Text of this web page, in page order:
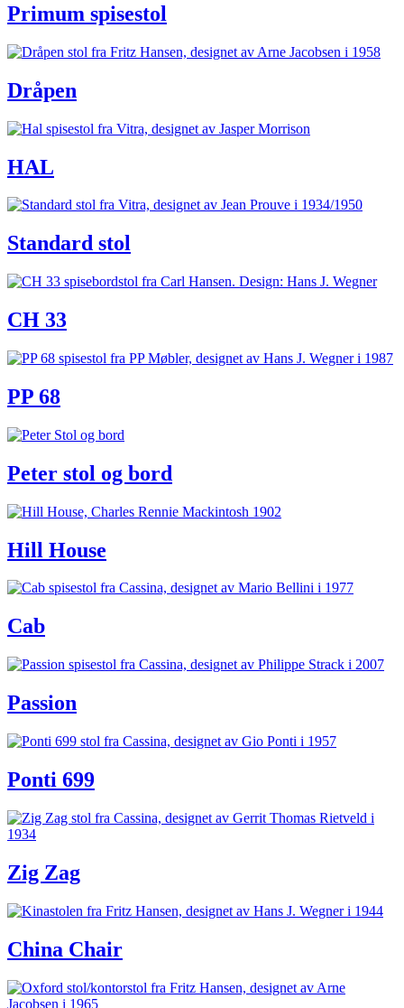
Primum spisestol
Dråpen
HAL
Standard stol
CH 33
PP 68
Peter stol og bord
Hill House
Cab
Passion
Ponti 699
Zig Zag
China Chair